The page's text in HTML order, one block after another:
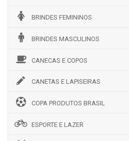
BRINDES FEMININOS
BRINDES MASCULINOS
CANECAS E COPOS
CANETAS E LAPISEIRAS
COPA PRODUTOS BRASIL
ESPORTE E LAZER